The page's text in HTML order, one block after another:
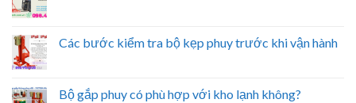
Các bước kiểm tra bộ kẹp phuy trước khi vận hành
Bộ gắp phuy có phù hợp với kho lạnh không?